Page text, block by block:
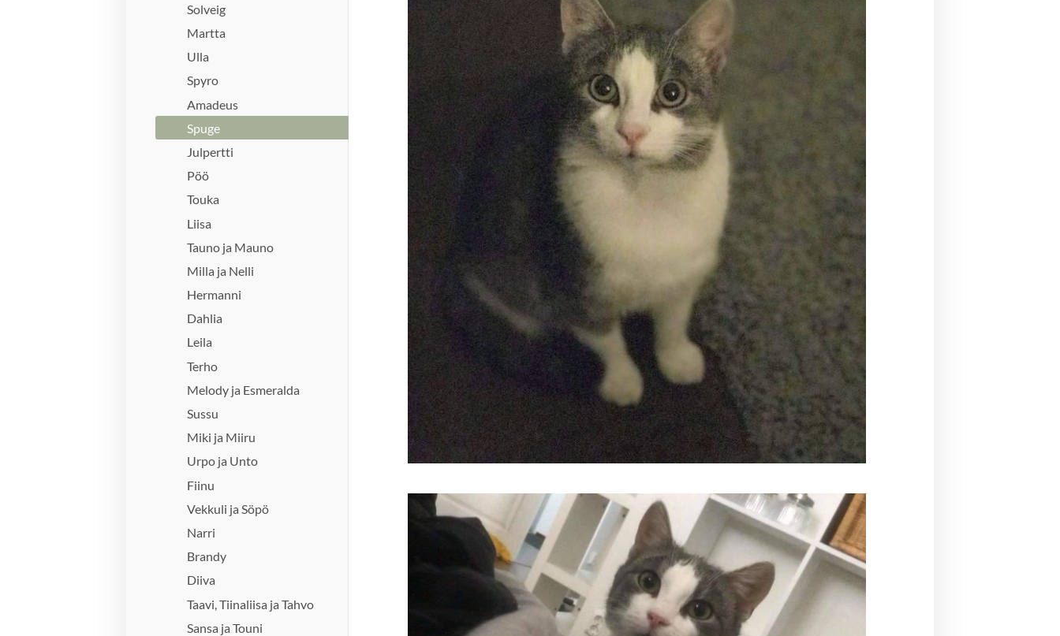
Solveig
Martta
Ulla
Spyro
Amadeus
Spuge
Julpertti
Pöö
Touka
Liisa
Tauno ja Mauno
Milla ja Nelli
Hermanni
Dahlia
Leila
Terho
Melody ja Esmeralda
Sussu
Miki ja Miiru
Urpo ja Unto
Fiinu
Vekkuli ja Söpö
Narri
Brandy
Diiva
Taavi, Tiinaliisa ja Tahvo
Sansa ja Touni